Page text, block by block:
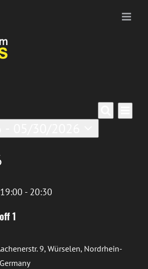
Suche
Suche
1
- 20:30
9, Würselen, Nordrhein-